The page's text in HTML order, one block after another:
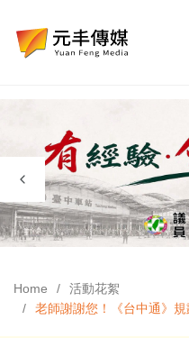
Home
活動花絮
老師謝謝您！《台中通》